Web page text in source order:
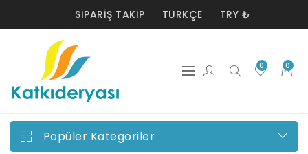
SIPARIŞ TAKIP TÜRKÇE TRY ₺
0 0
Popüler Kategoriler